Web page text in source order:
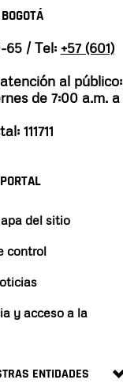
65 / Tel: +57 (601)
al público:
de 7:00 a.m. a
111711
del sitio
control
y acceso a la
ENTIDADES